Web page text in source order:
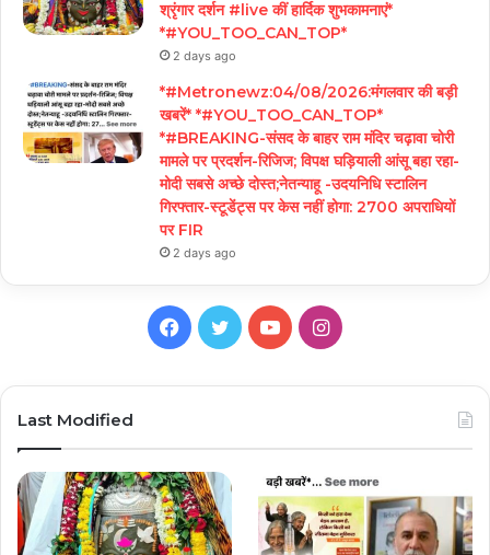
श्रृंगार दर्शन #live कीं हार्दिक शुभकामनाएं*
*#YOU_TOO_CAN_TOP*
2 days ago
*#Metronewz:04/08/2026:मंगलवार की बड़ी
खबरें* *#YOU_TOO_CAN_TOP*
*#BREAKING-संसद के बाहर राम मंदिर चढ़ावा चोरी
मामले पर प्रदर्शन-रिजिज; विपक्ष घड़ियाली आंसू बहा रहा-
मोदी सबसे अच्छे दोस्त;नेतन्याहू -उदयनिधि स्टालिन
गिरफ्तार-स्टूडेंट्स पर केस नहीं होगा: 2700 अपराधियों
पर FIR
2 days ago
Facebook
TwitterYouTubeInstagram
Last Modified